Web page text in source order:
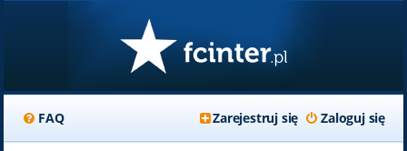
FAQ Zaloguj się
Zarejestruj się